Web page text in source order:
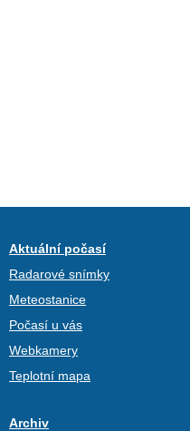
Aktuální počasí
Radarové snímky
Meteostanice
Počasí u vás
Webkamery
Teplotní mapa
Archiv